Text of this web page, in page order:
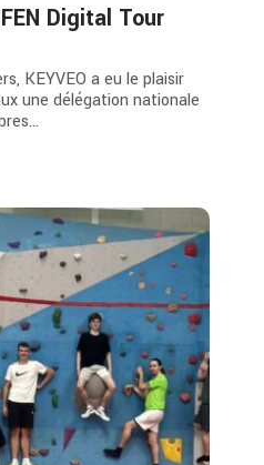
Digital Tour
KEYVEO a eu le plaisir
une délégation nationale